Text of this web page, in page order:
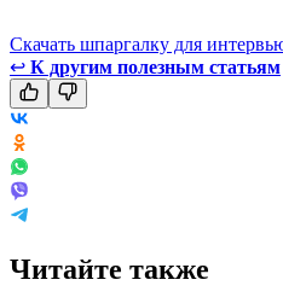
Скачать шпаргалку для
↩ К другим полезным статьям
Читайте также